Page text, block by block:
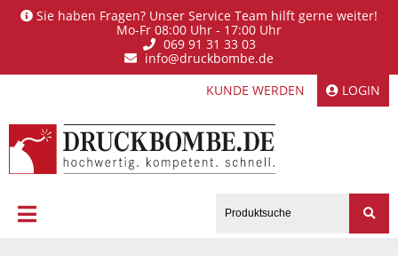
Sie haben Fragen? Unser Service Team hilft gerne weiter!
Mo-Fr 08:00 Uhr - 17:00 Uhr
069 91 31 33 03
info@druckbombe.de
KUNDE WERDEN
LOGIN